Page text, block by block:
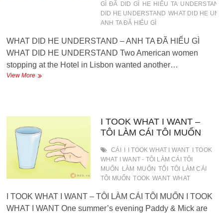
GÌ ĐÃ DID GÌ HE HIỂU TA UNDERSTAND
DID HE UNDERSTAND WHAT DID HE
ANH TA ĐÃ HIỂU GÌ
WHAT DID HE UNDERSTAND – ANH TA ĐÃ HIỂU GÌ
WHAT DID HE UNDERSTAND Two American women
stopping at the Hotel in Lisbon wanted another…
View MoreWHAT
TA
ĐÃ
HIỂU
GÌ
I TOOK WHAT I WANT –
TÔI LÀM CÁI TÔI MUỐN
CÁI I TOOK WHAT I WANT
I TOOK
WHAT I WANT - TÔI LÀM CÁI TÔI
MUỐN
LÀM MUỐN TỐI
TÔI LÀM CÁI
TÔI MUỐN TOOK WANT WHAT
I TOOK WHAT I WANT – TÔI LÀM CÁI TÔI MUỐN I TOOK
WHAT I WANT One summer’s evening Paddy & Mick are